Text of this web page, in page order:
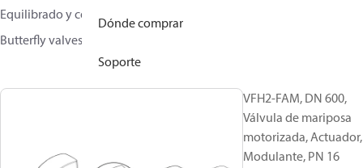
Dónde comprar
Soporte
Equilibrado y control hidrónicos
Butterfly valves
VFH2-FAM, DN 600,
Válvula de mariposa
motorizada, Actuador,
Modulante, PN 16